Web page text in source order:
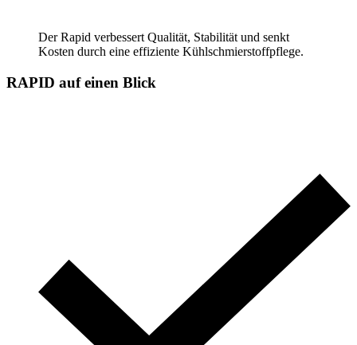
Der Rapid verbessert Qualität, Stabilität und senkt
Kosten durch eine effiziente Kühlschmierstoffpflege.
RAPID auf einen Blick